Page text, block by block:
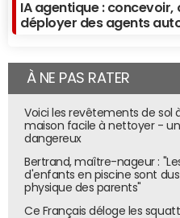
IA agentique : concevoir,
déployer des agents
À NE PAS RATER
Voici les revêtements de sol
maison facile à nettoyer -
dangereux
Bertrand, maître-nageur :
d'enfants en piscine sont
physique des parents"
Ce Français déloge les